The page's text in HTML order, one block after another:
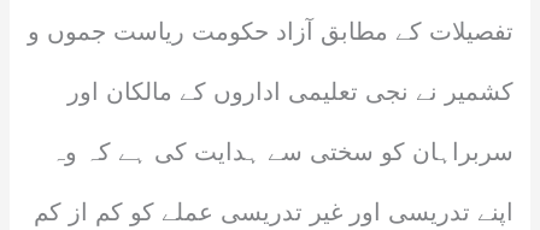
تفصیلات کے مطابق آزاد حکومت ریاست جموں و
کشمیر نے نجی تعلیمی اداروں کے مالکان اور
سربراہان کو سختی سے ہدایت کی ہے کہ وہ
اپنے تدریسی اور غیر تدریسی عملے کو کم از کم